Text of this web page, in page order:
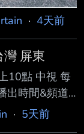
· 4天前
屏東
10點 中視 每
出時間&頻道]
晚上8點
· 5天前